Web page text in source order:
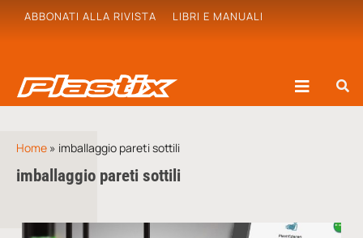
ABBONATI ALLA RIVISTA LIBRI E MANUALI
Home » imballaggio pareti sottili
imballaggio pareti sottili